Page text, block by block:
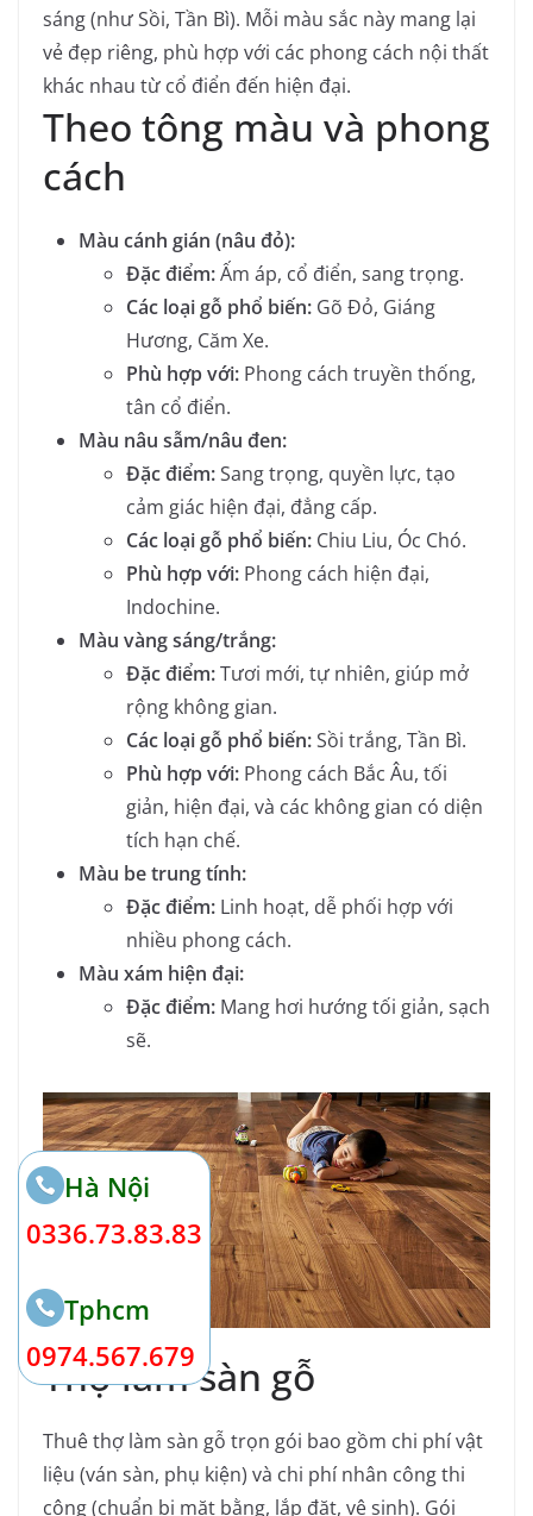
sáng (như Sồi, Tần Bì). Mỗi màu sắc này mang lại
vẻ đẹp riêng, phù hợp với các phong cách nội thất
khác nhau từ cổ điển đến hiện đại.
Theo tông màu và phong
cách
Màu cánh gián (nâu đỏ):
Đặc điểm:Ấm áp, cổ điển, sang trọng.
Các loại gỗ phổ biến: Gõ Đỏ, Giáng
Hương, Căm Xe.
Phù hợp với: Phong cách truyền thống,
tân cổ điển.
Màu nâu sẫm/nâu đen:
Đặc điểm:Sang trọng, quyền lực, tạo
cảm giác hiện đại, đẳng cấp.
Các loại gỗ phổ biến: Chiu Liu, Óc Chó.
Phù hợp với: Phong cách hiện đại,
Indochine.
Màu vàng sáng/trắng:
Đặc điểm:Tươi mới, tự nhiên, giúp mở
rộng không gian.
Các loại gỗ phổ biến:Sồi trắng, Tần Bì.
Phù hợp với: Phong cách Bắc Âu, tối
giản, hiện đại, và các không gian có diện
tích hạn chế.
Màu be trung tính:
Đặc điểm: Linh hoạt, dễ phối hợp với
nhiều phong cách.
Màu xám hiện đại:
Đặc điểm: Mang hơi hướng tối giản, sạch
sẽ.
Thợ làm sàn gỗ
Thuê thợ làm sàn gỗ trọn gói bao gồm chi phí vật
liệu (ván sàn, phụ kiện) và chi phí nhân công thi
công (chuẩn bị mặt bằng, lắp đặt, vệ sinh). Gói
Hà Nội
0336.73.83.83
Tphcm
0974.567.679